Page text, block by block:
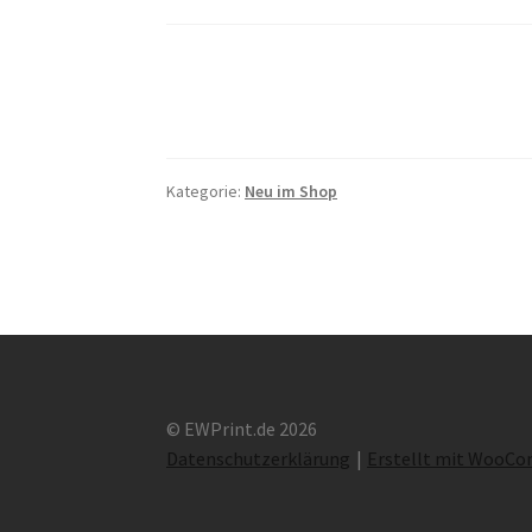
Kategorie: Neu im Shop
© EWPrint.de 2026
Datenschutzerklärung
Erstellt mit